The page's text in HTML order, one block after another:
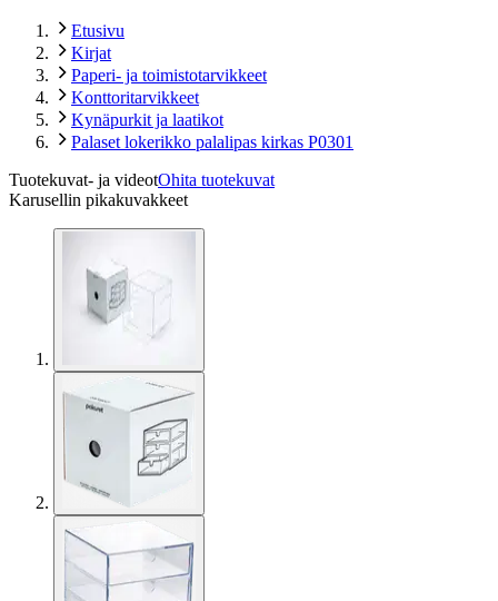
Etusivu
Kirjat
Paperi- ja toimistotarvikkeet
Konttoritarvikkeet
Kynäpurkit ja laatikot
Palaset lokerikko palalipas kirkas P0301
Tuotekuvat- ja videotOhita tuotekuvat
Karusellin pikakuvakkeet